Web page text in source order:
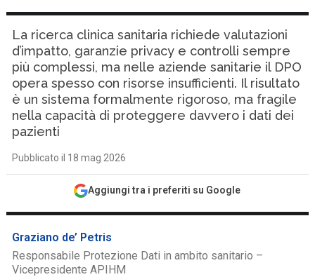
La ricerca clinica sanitaria richiede valutazioni
d’impatto, garanzie privacy e controlli sempre
più complessi, ma nelle aziende sanitarie il DPO
opera spesso con risorse insufficienti. Il risultato
è un sistema formalmente rigoroso, ma fragile
nella capacità di proteggere davvero i dati dei
pazienti
Pubblicato il 18 mag 2026
Aggiungi tra i preferiti su Google
Graziano de’ Petris
Responsabile Protezione Dati in ambito sanitario –
Vicepresidente APIHM